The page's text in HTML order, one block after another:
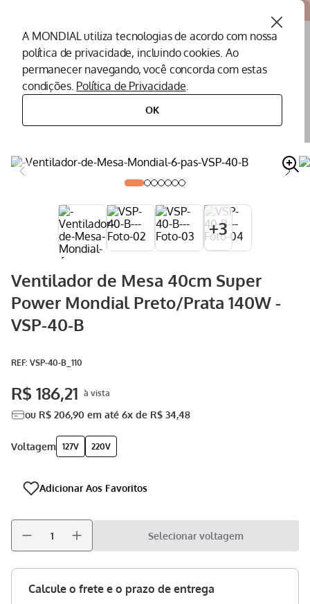
A MONDIAL utiliza tecnologias de acordo com nossa
política de privacidade, incluindo cookies. Ao
permanecer navegando, você concorda com estas
condições. Política de Privacidade.
OK
O que você procura?
ventilador
40-b
+3
Ventilador de Mesa 40cm Super
Power Mondial Preto/Prata 140W -
VSP-40-B
: VSP-40-B_110
R$ 186,21
ou R$ 206,90 em até 6x de R$ 34,48
voltagem 127V 220V
Selecionar voltagem
2º Air Fryer
Assistencia Tecnica
Liquidificador
Secador
7º Panificadora
8º Panela Elétrica
9º Aspirador